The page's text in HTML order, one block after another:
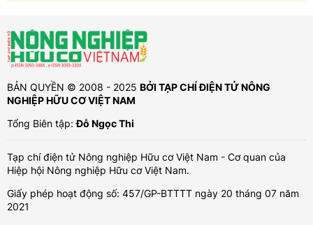
BẢN QUYỀN © 2008 - 2025 BỞI TẠP CHÍ ĐIỆN TỬ NÔNG
NGHIỆP HỮU CƠ VIỆT NAM
Tổng Biên tập:Đỗ Ngọc Thi
Tạp chí điện tử Nông nghiệp Hữu cơ Việt Nam - Cơ quan của
Hiệp hội Nông nghiệp Hữu cơ Việt Nam.
Giấy phép hoạt động số: 457/GP-BTTTT ngày 20 tháng 07 năm
2021